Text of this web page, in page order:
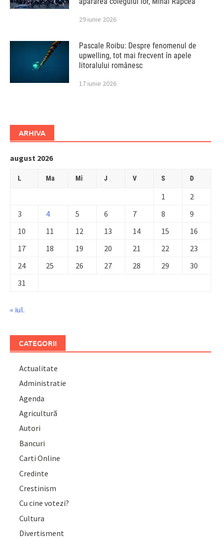
29 iunie 2026
Pascale Roibu: Despre fenomenul de
upwelling, tot mai frecvent în apele
litoralului românesc
17 iunie 2026
ARHIVA
august 2026
L Ma Mi J V S D
1
2
3
4 5 6 7 8
9
10
11 12 13 14 15
16
17
18 19 20 21 22
23
24
25 26 27 28 29
30
31
« iul.
CATEGORII
Actualitate
Administratie
Agenda
Agricultură
Autori
Bancuri
Carti Online
Credinte
Crestinism
Cu cine votezi?
Cultura
Divertisment